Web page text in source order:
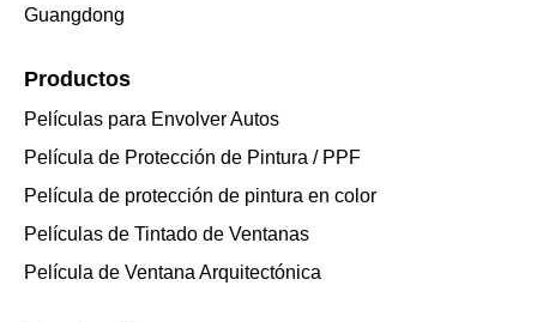
Guangdong
Productos
Películas para Envolver Autos
Película de Protección de Pintura / PPF
Película de protección de pintura en color
Películas de Tintado de Ventanas
Película de Ventana Arquitectónica